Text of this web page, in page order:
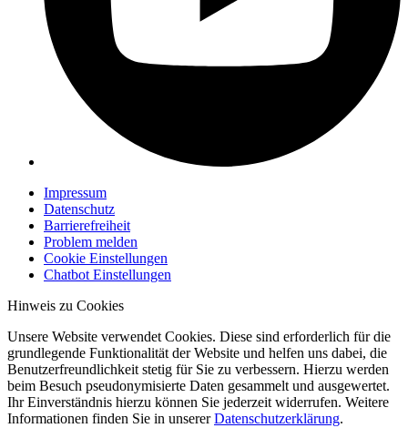
Impressum
Datenschutz
Barrierefreiheit
Problem melden
Cookie Einstellungen
Chatbot Einstellungen
Hinweis zu Cookies
Unsere Website verwendet Cookies. Diese sind erforderlich für die
grundlegende Funktionalität der Website und helfen uns dabei, die
Benutzerfreundlichkeit stetig für Sie zu verbessern. Hierzu werden
beim Besuch pseudonymisierte Daten gesammelt und ausgewertet.
Ihr Einverständnis hierzu können Sie jederzeit widerrufen. Weitere
Informationen finden Sie in unsererDatenschutzerklärung.